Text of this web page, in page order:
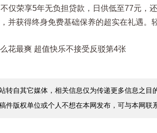
仅荣享5年无负担贷款，日供低至77元，
并获得终身免费基础保养的超实在礼遇。
转自其它媒体，相关信息仅为传递更多信息之
件版权单位或个人不想在本网发布，可与本网联